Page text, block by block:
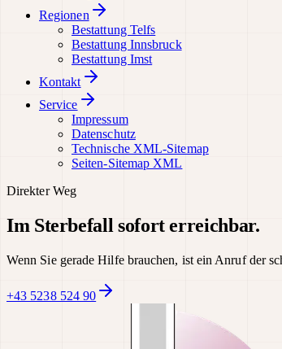
Regionen
Bestattung Telfs
Bestattung Innsbruck
Bestattung Imst
Kontakt
Service
Impressum
Datenschutz
Technische XML-Sitemap
Seiten-Sitemap XML
Direkter Weg
Im Sterbefall sofort erreichbar.
Wenn Sie gerade Hilfe brauchen, ist ein Anruf der
+43 5238 524 90